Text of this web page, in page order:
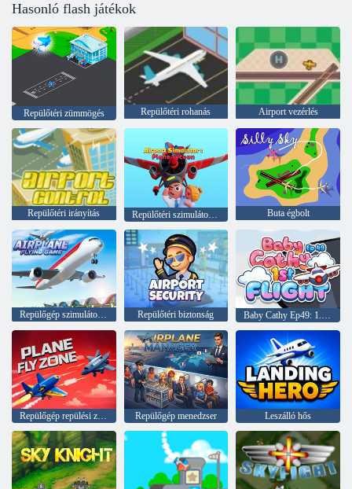
Hasonló flash játékok
Repülőtéri zümmögés Repülőtéri rohanás Airport vezérlés
Repülőtéri irányítás Repülőtéri szimulátor: Sík iparmágnás Buta égbolt
Repülőgép szimulátor játék Repülőtéri biztonság Baby Cathy Ep49: 1. repülés
Repülőgép repülési zóna Repülőgép menedzser Leszálló hős